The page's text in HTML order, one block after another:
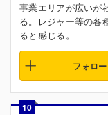
事業エリアが広いが
る。レジャー等の各
ると感じる。
フォロー
10